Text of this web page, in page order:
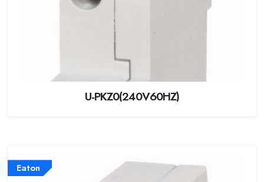
U-PKZ0(240V60HZ)
Eaton